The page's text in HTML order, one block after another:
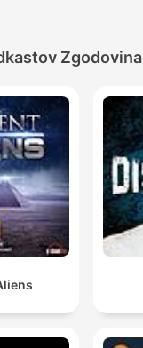
Zgodovina